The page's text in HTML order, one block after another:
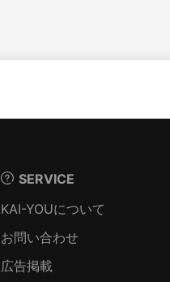
SERVICE
KAI-YOUについて
お問い合わせ
広告掲載